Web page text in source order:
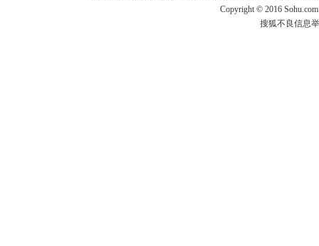
Copyright © 2016
搜狐不良信息